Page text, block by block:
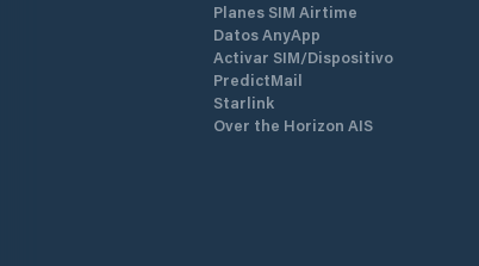
Planes SIM Airtime
Datos AnyApp
Activar SIM/Dispositivo
PredictMail
Starlink
Over the Horizon AIS